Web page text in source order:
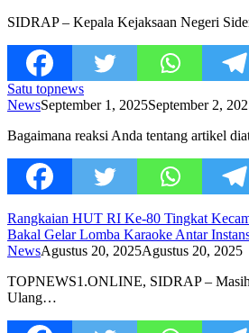
SIDRAP – Kepala Kejaksaan Negeri
Satu topnews
NewsSeptember 1, 2025September 2,
Bagaimana reaksi Anda tentang artikel
Rangkaian HUT RI Ke-80 Tingkat
Bakal Gelar Lomba Karaoke Antar
NewsAgustus 20, 2025Agustus 20, 2025
TOPNEWS1.ONLINE, SIDRAP – Masih
Ulang…